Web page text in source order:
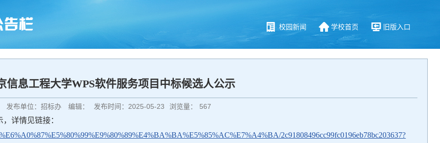
校园新闻 学校首页 旧版入口
信息工程大学WPS软件服务项目中标候选人公示
发布单位：招标办 编辑： 发布时间：2025-05-23 浏览量： 567
详情见链接：
2c91808496cc99fc0196eb78bc203637?